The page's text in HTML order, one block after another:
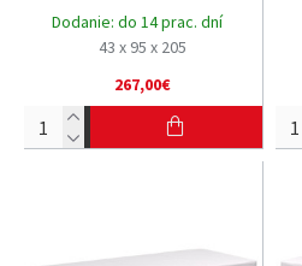
Dodanie: do 14 prac. dní
43 x 95 x 205
267,00€